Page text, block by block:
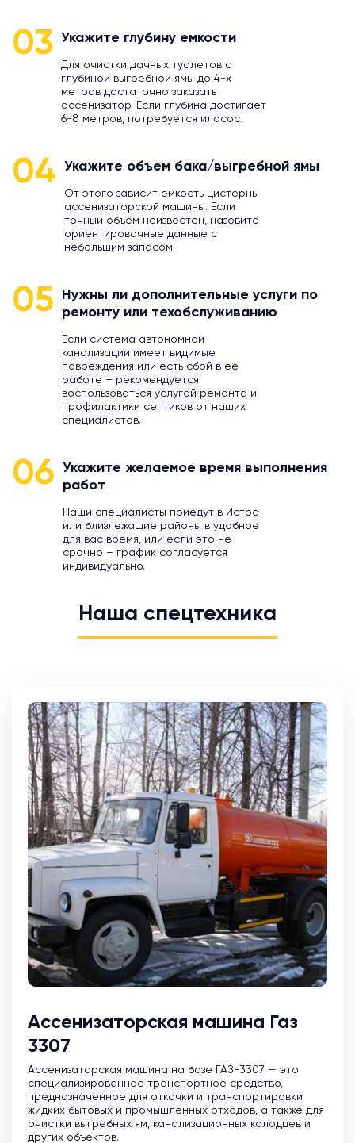
03 Укажите глубину емкости
Для очистки дачных туалетов с
глубиной выгребной ямы до 4-х
метров достаточно заказать
ассенизатор. Если глубина достигает
6-8 метров, потребуется илосос.
04 Укажите объем бака/выгребной ямы
От этого зависит емкость цистерны
ассенизаторской машины. Если
точный объем неизвестен, назовите
ориентировочные данные с
небольшим запасом.
05
Нужны ли дополнительные услуги по
ремонту или техобслуживанию
Если система автономной
канализации имеет видимые
повреждения или есть сбой в ее
работе – рекомендуется
воспользоваться услугой ремонта и
профилактики септиков от наших
специалистов.
06
Укажите желаемое время выполнения
работ
Наши специалисты приедут в Истра
или близлежащие районы в удобное
для вас время, или если это не
срочно – график согласуется
индивидуально.
Наша спецтехника
Ассенизаторская машина Газ
3307
Ассенизаторская машина на базе ГАЗ-3307 — это
специализированное транспортное средство,
предназначенное для откачки и транспортировки
жидких бытовых и промышленных отходов, а также для
очистки выгребных ям, канализационных колодцев и
других объектов.